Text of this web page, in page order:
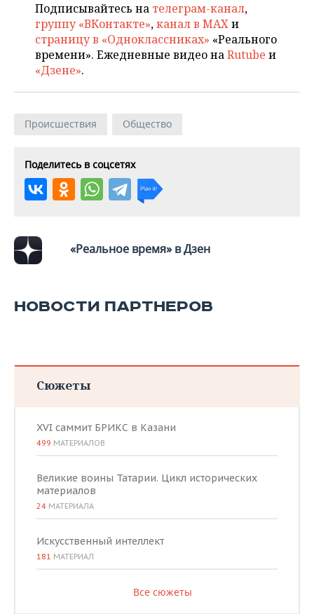
Подписывайтесь на телеграм-канал,
группу «ВКонтакте»,канал в MAXи
страницу в «Одноклассниках» «Реального
времени». Ежедневные видео наRutube и
«Дзене».
Происшествия Общество
Поделитесь в соцсетях
«Реальное время» в Дзен
НОВОСТИ ПАРТНЕРОВ
Сюжеты
XVI саммит БРИКС в Казани
499 МАТЕРИАЛОВ
Великие воины Татарии. Цикл исторических
материалов
24 МАТЕРИАЛА
Искусственный интеллект
181 МАТЕРИАЛ
Все сюжеты